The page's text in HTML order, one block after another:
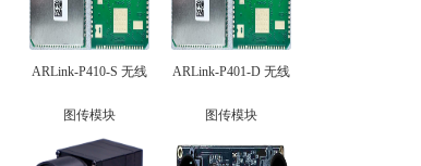
ARLink-P410-S 无线
图传模块
ARLink-P401-D 无线
图传模块